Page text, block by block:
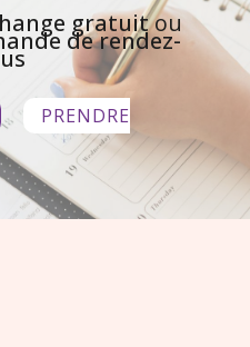
gratuitou
de rendez-
PRENDRE